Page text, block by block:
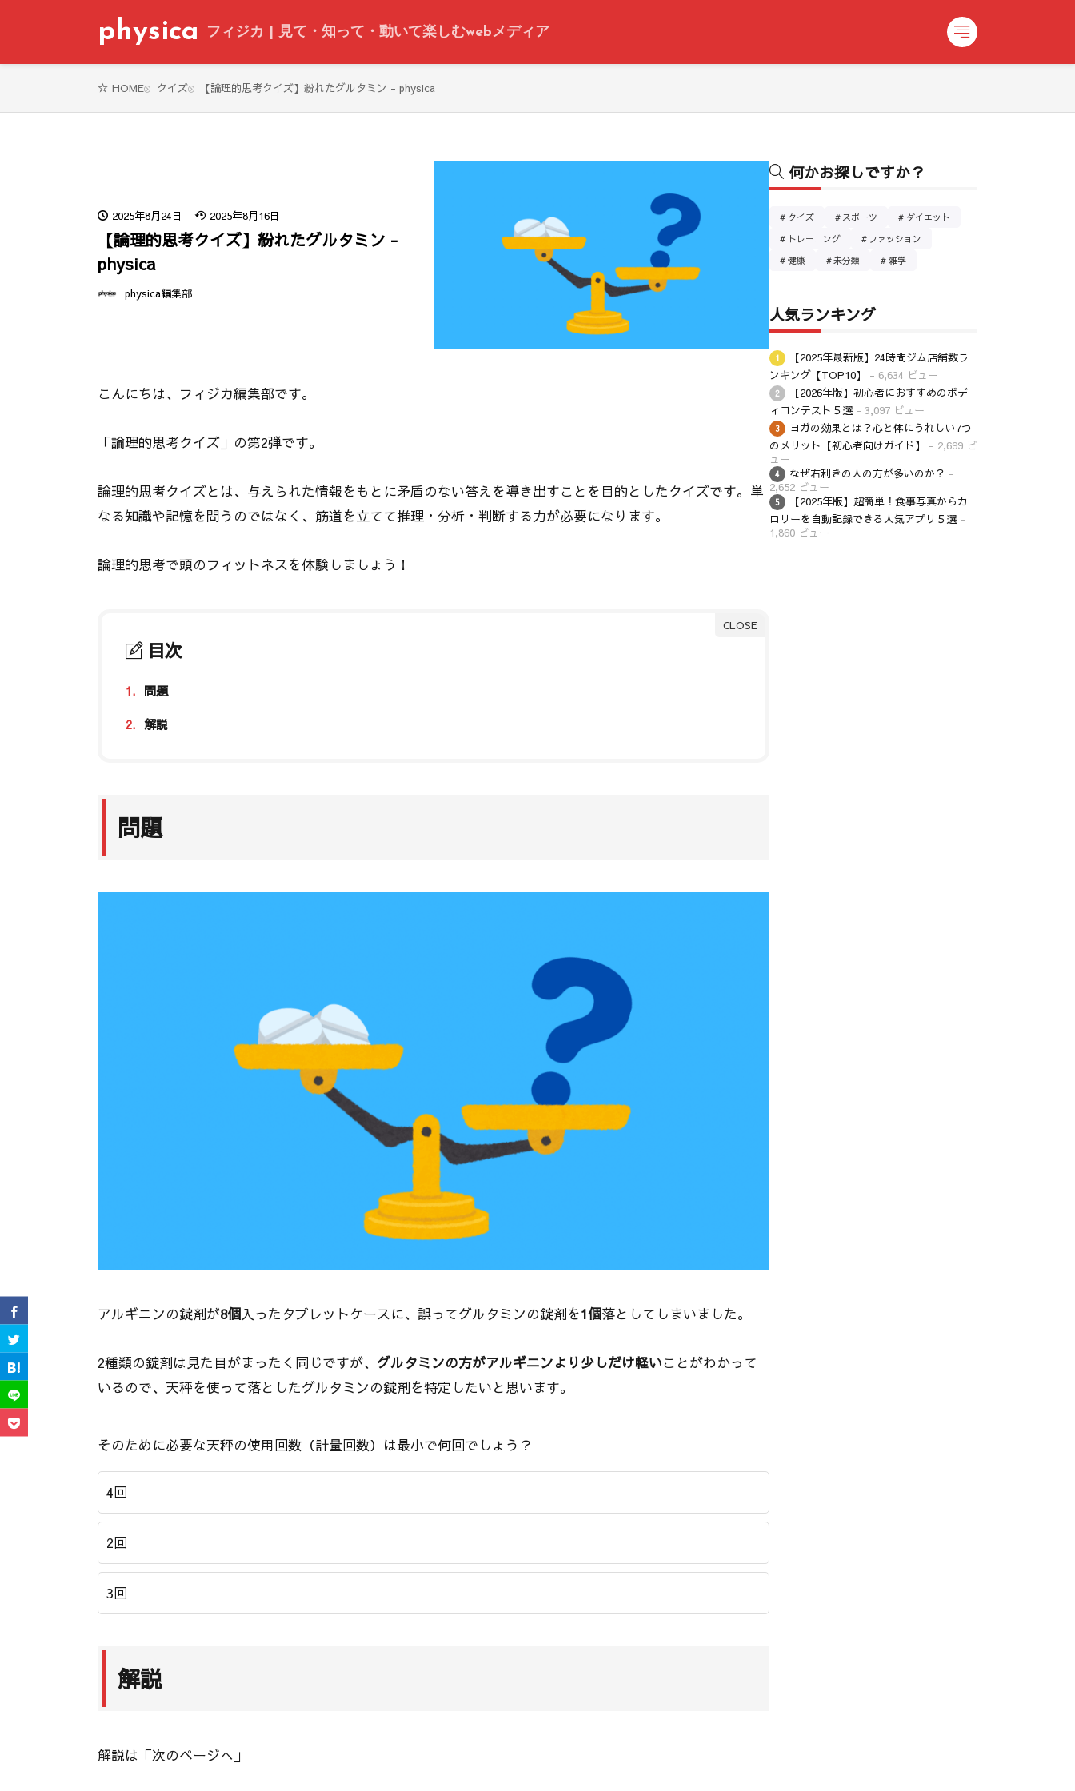
physica フィジカ | 見て・知って・動いて楽しむwebメディア
HOME クイズ 【論理的思考クイズ】紛れたグルタミン - physica
2025年8月24日 2025年8月16日
【論理的思考クイズ】紛れたグルタミン -
physica
physica編集部
こんにちは、フィジカ編集部です。
「論理的思考クイズ」の第2弾です。
論理的思考クイズとは、与えられた情報をもとに矛盾のない答えを導き出すことを目的としたクイズです。単
なる知識や記憶を問うのではなく、筋道を立てて推理・分析・判断する力が必要になります。
論理的思考で頭のフィットネスを体験しましょう！
目次
1. 問題
2. 解説
問題
アルギニンの錠剤が8個入ったタブレットケースに、誤ってグルタミンの錠剤を1個落としてしまいました。
2種類の錠剤は見た目がまったく同じですが、 グルタミンの方がアルギニンより少しだけ軽いことがわかって
いるので、天秤を使って落としたグルタミンの錠剤を特定したいと思います。
そのために必要な天秤の使用回数（計量回数）は最小で何回でしょう？
4回
2回
3回
解説
解説は「次のページへ」
何かお探しですか？
クイズ スポーツ
ダイエット
トレーニング
ファッション
健康
未分類 雑学
人気ランキング
【2025年最新版】24時間ジム店舗数ラ
ンキング【TOP10】
- 6,634 ビュー
【2026年版】初心者におすすめのボデ
ィコンテスト５選 - 3,097 ビュー
ヨガの効果とは？心と体にうれしい7つ
のメリット【初心者向けガイド】
- 2,699 ビ
ュー
なぜ右利きの人の方が多いのか？ -
2,652 ビュー
【2025年版】超簡単！食事写真からカ
ロリーを自動記録できる人気アプリ５選 -
1,860 ビュー